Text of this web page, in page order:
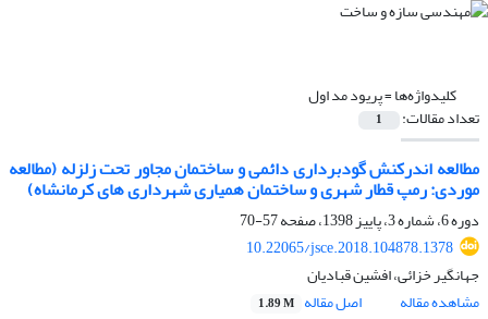
کلیدواژه‌ها =پریود مد اول
تعداد مقالات: 1
مطالعه اندرکنش گودبرداری دائمی و ساختمان مجاور تحت زلزله (مطالعه
موردی: رمپ قطار شهری و ساختمان همیاری شهرداری های کرمانشاه)
دوره 6، شماره 3، پاییز 1398، صفحه
57-70
10.22065/jsce.2018.104878.1378
جهانگیر خزائی، افشین قبادیان
مشاهده مقاله
اصل مقاله 1.89 M